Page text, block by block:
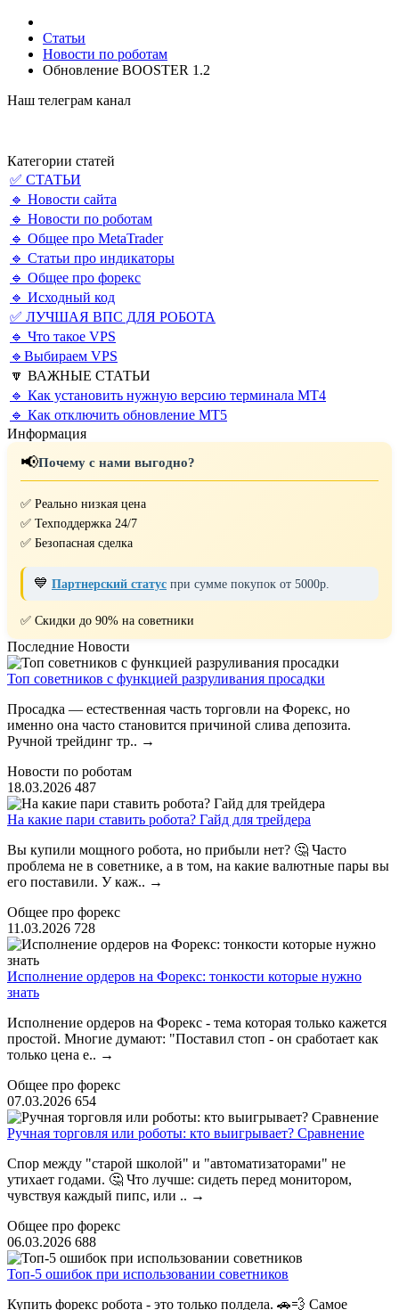
Статьи
Новости по роботам
Обновление BOOSTER 1.2
Наш телеграм канал
Категории статей
✅ СТАТЬИ
🔹 Новости сайта
🔹 Новости по роботам
🔹 Общее про MetaTrader
🔹 Статьи про индикаторы
🔹 Общее про форекс
🔹 Исходный код
✅ ЛУЧШАЯ ВПС ДЛЯ РОБОТА
🔹 Что такое VPS
🔹Выбираем VPS
🔽 ВАЖНЫЕ СТАТЬИ
🔹 Как установить нужную версию терминала MT4
🔹 Как отключить обновление MT5
Информация
📢Почему с нами выгодно?
✅ Реально низкая цена
✅ Техподдержка 24/7
✅ Безопасная сделка
💙 Партнерский статус при сумме покупок от 5000р.
✅ Скидки до 90% на советники
Последние Новости
Топ советников с функцией разруливания просадки
Просадка — естественная часть торговли на Форекс, но
именно она часто становится причиной слива депозита.
Ручной трейдинг тр.. →
Новости по роботам
18.03.2026 487
На какие пари ставить робота? Гайд для трейдера
Вы купили мощного робота, но прибыли нет? 🤔 Часто
проблема не в советнике, а в том, на какие валютные пары вы
его поставили. У каж.. →
Общее про форекс
11.03.2026 728
Исполнение ордеров на Форекс: тонкости которые нужно
знать
Исполнение ордеров на Форекс - тема которая только кажется
простой. Многие думают: "Поставил стоп - он сработает как
только цена е.. →
Общее про форекс
07.03.2026 654
Ручная торговля или роботы: кто выигрывает? Сравнение
Спор между "старой школой" и "автоматизаторами" не
утихает годами. 🤔 Что лучше: сидеть перед монитором,
чувствуя каждый пипс, или .. →
Общее про форекс
06.03.2026 688
Топ-5 ошибок при использовании советников
Купить форекс робота - это только полдела. 🚗💨 Самое